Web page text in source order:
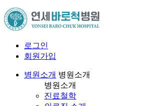
로그인
회원가입
병원소개 병원소개
병원소개
진료철학